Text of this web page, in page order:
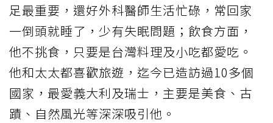
足最重要，還好外科醫師生活忙碌，常回家
一倒頭就睡了，少有失眠問題；飲食方面，
他不挑食，只要是台灣料理及小吃都愛吃。
他和太太都喜歡旅遊，迄今已造訪過10多個
國家，最愛義大利及瑞士，主要是美食、古
蹟、自然風光等深深吸引他。